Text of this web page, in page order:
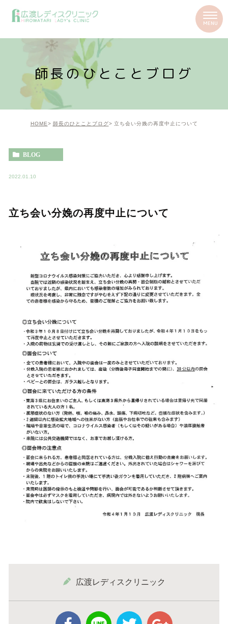
師長のひとことブログ
HOME 師長のひとことブログ 立ち会い分娩の再度中止について
BLOG
2022.01.10
立ち会い分娩の再度中止について
広渡レディスクリニック